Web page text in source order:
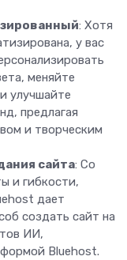
: Хотя
у вас
меняйте
улучшайте
предлагая
и творческим
сайта: Со
и гибкости,
дает
создать сайт на
ИИ,
Bluehost.